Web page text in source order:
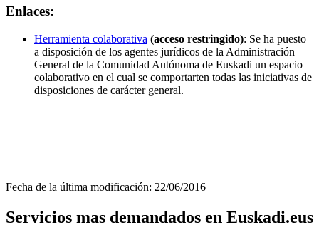
Enlaces:
Herramienta colaborativa (acceso restringido): Se ha puesto
a disposición de los agentes jurídicos de la Administración
General de la Comunidad Autónoma de Euskadi un espacio
colaborativo en el cual se comportarten todas las iniciativas de
disposiciones de carácter general.
Fecha de la última modificación: 22/06/2016
Servicios mas demandados en Euskadi.eus